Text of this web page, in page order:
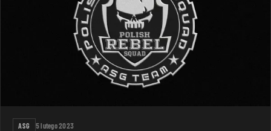
ASG 5 lutego 2023